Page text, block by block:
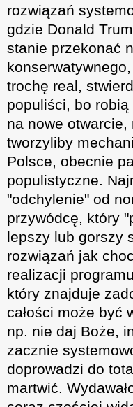
rozwiązań
gdzie Donald
stanie przekonać
trochę real,
populiści, bo
na nowe
tworzyliby
Polsce, obecnie
populistyczne.
"odchylenie" od
przywódcę, który
lepszy lub gorszy
rozwiązań jak
realizacji
który znajduje
całości może być
np. nie daj Boże,
zacznie
doprowadzi do
martwić.